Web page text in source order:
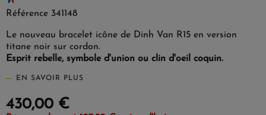
Référence 341148
Le nouveau bracelet icône de Dinh Van R15 en version
titane noir sur cordon.
Esprit rebelle, symbole d'union ou clin d'oeil coquin.
EN SAVOIR PLUS
430,00 €